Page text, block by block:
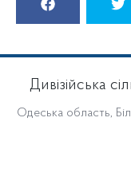
Дивізійська
Одеська область,